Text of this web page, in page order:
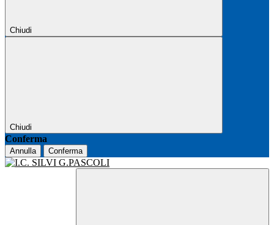
Chiudi
Chiudi
Conferma
Annulla Conferma